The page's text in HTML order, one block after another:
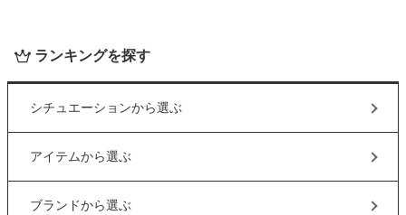
ランキングを探す
シチュエーションから選ぶ
アイテムから選ぶ
ブランドから選ぶ